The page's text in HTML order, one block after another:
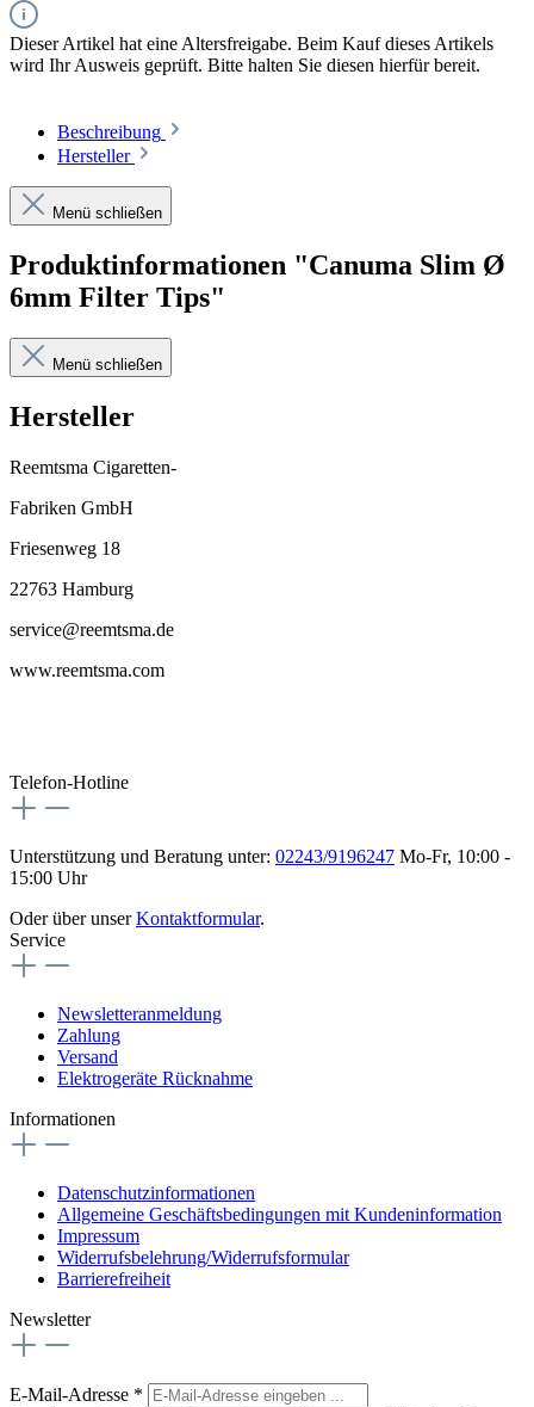
Dieser Artikel hat eine Altersfreigabe. Beim Kauf dieses Artikels
wird Ihr Ausweis geprüft. Bitte halten Sie diesen hierfür bereit.
Beschreibung
Hersteller
Menü schließen
Produktinformationen "Canuma Slim Ø
6mm Filter Tips"
Menü schließen
Hersteller
Reemtsma Cigaretten-
Fabriken GmbH
Friesenweg 18
22763 Hamburg
service@reemtsma.de
www.reemtsma.com
Telefon-Hotline
Unterstützung und Beratung unter: 02243/9196247 Mo-Fr, 10:00 -
15:00 Uhr
Oder über unserKontaktformular.
Service
Newsletteranmeldung
Zahlung
Versand
Elektrogeräte Rücknahme
Informationen
Datenschutzinformationen
Allgemeine Geschäftsbedingungen mit Kundeninformation
Impressum
Widerrufsbelehrung/Widerrufsformular
Barrierefreiheit
Newsletter
E-Mail-Adresse *